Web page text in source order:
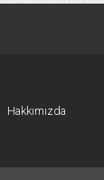
Hakkımızda